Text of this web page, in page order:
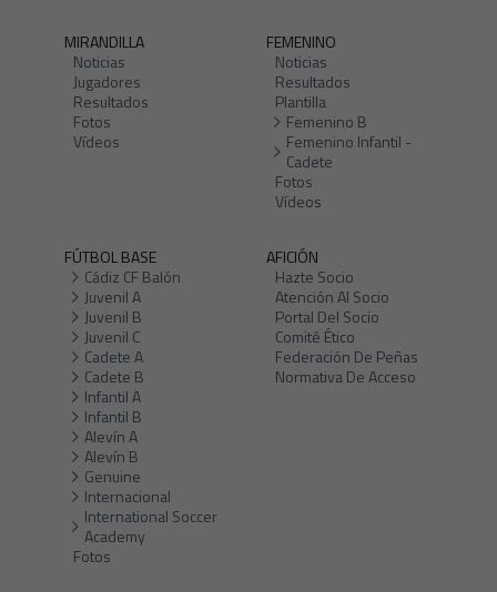
MIRANDILLA
Noticias
Jugadores
Resultados
Fotos
Vídeos
FEMENINO
Noticias
Resultados
Plantilla
Femenino B
Femenino Infantil -
Cadete
Fotos
Vídeos
FÚTBOL BASE
Cádiz CF Balón
Juvenil A
Juvenil B
Juvenil C
Cadete A
Cadete B
Infantil A
Infantil B
Alevín A
Alevín B
Genuine
Internacional
International Soccer
Academy
Fotos
AFICIÓN
Hazte Socio
Atención Al Socio
Portal Del Socio
Comité Ético
Federación De Peñas
Normativa De Acceso